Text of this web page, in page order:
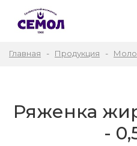
Главная Продукция
Ряженка
-